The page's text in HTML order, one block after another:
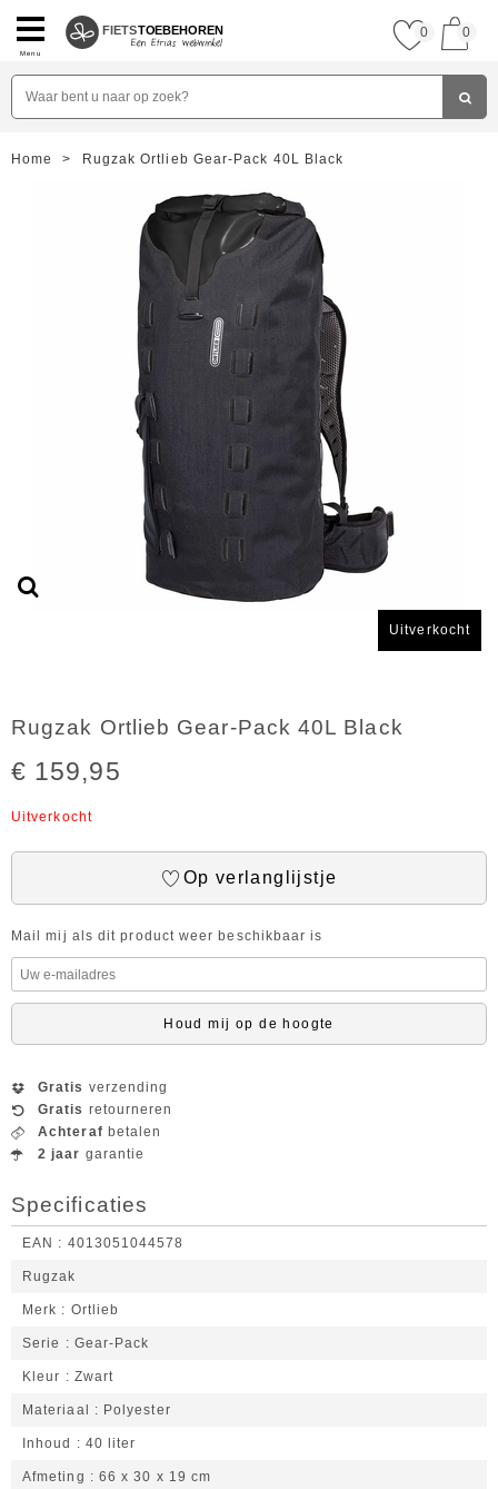
Menu
FIETSTOEBEHOREN 0 0
Home > Rugzak Ortlieb Gear-Pack 40L Black
Uitverkocht
Rugzak Ortlieb Gear-Pack 40L Black
€ 159,95
Uitverkocht
Op verlanglijstje
Mail mij als dit product weer beschikbaar is
Houd mij op de hoogte
Gratis verzending
Gratis retourneren
Achteraf betalen
2 jaar garantie
Specificaties
EAN 4013051044578
Rugzak
Merk Ortlieb
Serie Gear-Pack
Kleur Zwart
Materiaal Polyester
Inhoud 40 liter
Afmeting 66 x 30 x 19 cm